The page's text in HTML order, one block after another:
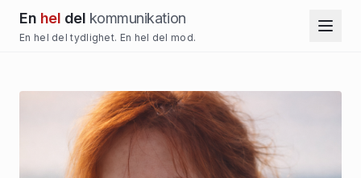
En hel del kommunikation
En hel del tydlighet. En hel del mod.